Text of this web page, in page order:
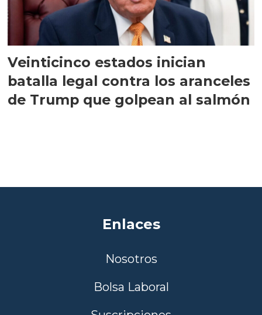
Veinticinco estados inician
batalla legal contra los aranceles
de Trump que golpean al salmón
Enlaces
Nosotros
Bolsa Laboral